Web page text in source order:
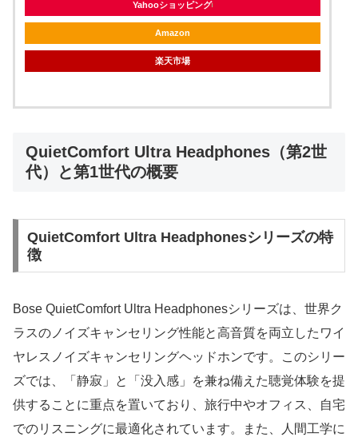
Yahooショッピング
Amazon
楽天市場
QuietComfort Ultra Headphones（第2世
代）と第1世代の概要
QuietComfort Ultra Headphonesシリーズの特
徴
Bose QuietComfort Ultra Headphonesシリーズは、世界ク
ラスのノイズキャンセリング性能と高音質を両立したワイ
ヤレスノイズキャンセリングヘッドホンです。このシリー
ズでは、「静寂」と「没入感」を兼ね備えた聴覚体験を提
供することに重点を置いており、旅行中やオフィス、自宅
でのリスニングに最適化されています。また、人間工学に